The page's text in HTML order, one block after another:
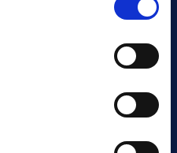
maj: “Ett alldeles